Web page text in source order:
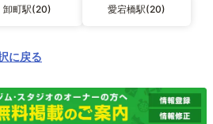
卸町駅(20) 愛宕橋駅(20)
に戻る